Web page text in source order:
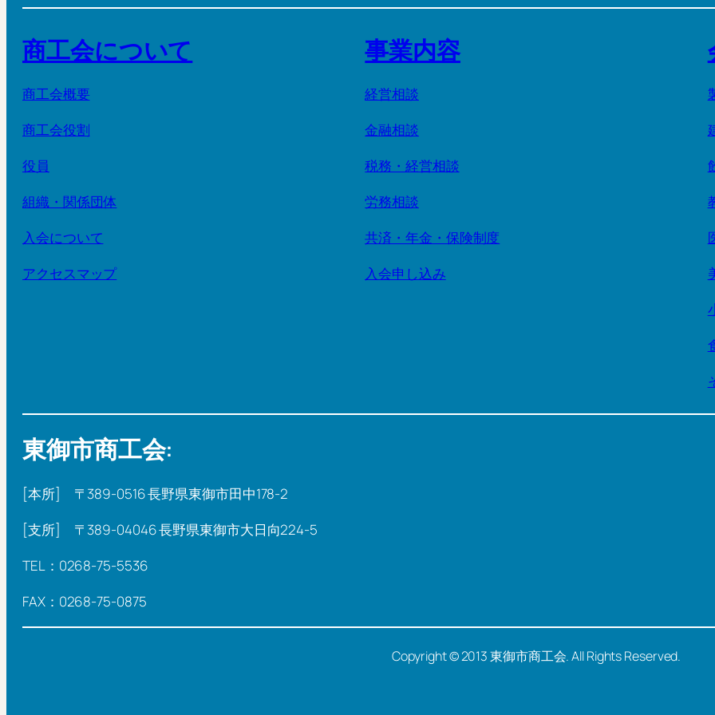
商工会について
商工会概要
商工会役割
役員
組織・関係団体
入会について
アクセスマップ
事業内容
経営相談
金融相談
税務・経営相談
労務相談
共済・年金・保険制度
入会申し込み
東御市商工会:
[本所] 〒389-0516 長野県東御市田中178-2
[支所] 〒389-04046 長野県東御市大日向224-5
TEL：0268-75-5536
FAX：0268-75-0875
Copyright © 2013 東御市商工会. All Rights Reserved.